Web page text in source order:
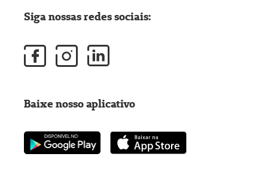
Siga nossas redes sociais:
Baixe nosso aplicativo